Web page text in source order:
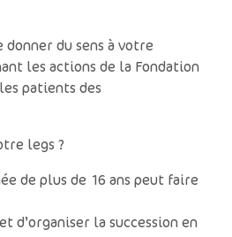
donner du sens à votre
les actions de la Fondation
patients des
legs ?
de plus de 16 ans peut faire
d’organiser la succession en